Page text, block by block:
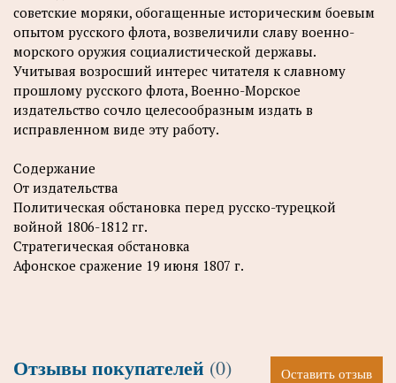
советские моряки, обогащенные историческим боевым
опытом русского флота, возвеличили славу военно-
морского оружия социалистической державы.
Учитывая возросший интерес читателя к славному
прошлому русского флота, Военно-Морское
издательство сочло целесообразным издать в
исправленном виде эту работу.
Содержание
От издательства
Политическая обстановка перед русско-турецкой
войной 1806-1812 гг.
Стратегическая обстановка
Афонское сражение 19 июня 1807 г.
Отзывы покупателей (0) Оставить отзыв